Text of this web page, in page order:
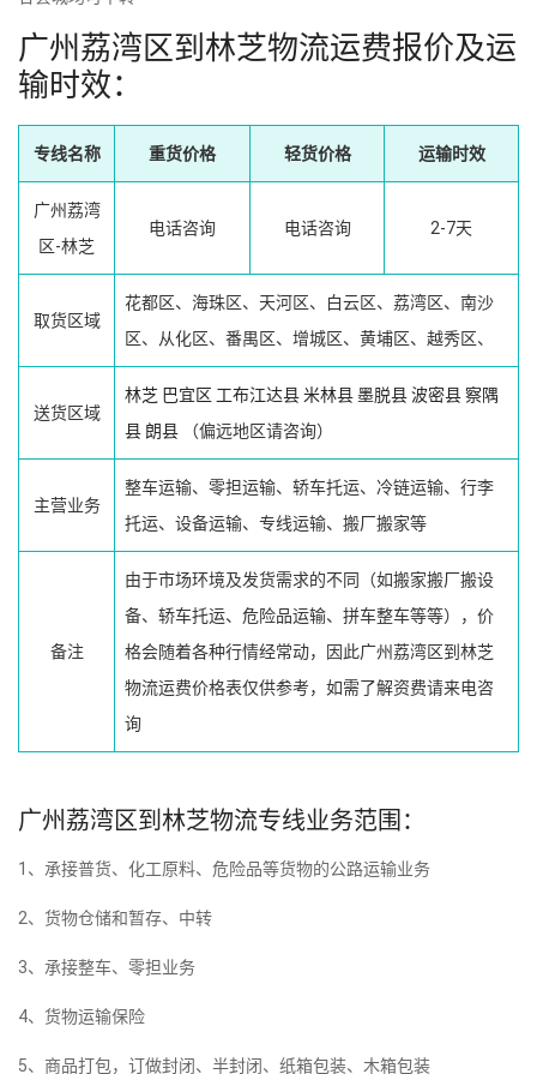
广州荔湾区到林芝物流运费报价及运
输时效：
专线名称 重货价格 轻货价格 运输时效
广州荔湾
区-林芝
电话咨询 电话咨询 2-7天
取货区域
花都区、海珠区、天河区、白云区、荔湾区、南沙
区、从化区、番禺区、增城区、黄埔区、越秀区、
送货区域
林芝 巴宜区 工布江达县米林县墨脱县波密县察隅
县 朗县 （偏远地区请咨询）
主营业务
整车运输、零担运输、轿车托运、冷链运输、行李
托运、设备运输、专线运输、搬厂搬家等
备注
由于市场环境及发货需求的不同（如搬家搬厂搬设
备、轿车托运、危险品运输、拼车整车等等），价
格会随着各种行情经常动，因此广州荔湾区到林芝
物流运费价格表仅供参考，如需了解资费请来电咨
询
广州荔湾区到林芝物流专线业务范围：
1、承接普货、化工原料、危险品等货物的公路运输业务
2、货物仓储和暂存、中转
3、承接整车、零担业务
4、货物运输保险
5、商品打包，订做封闭、半封闭、纸箱包装、木箱包装